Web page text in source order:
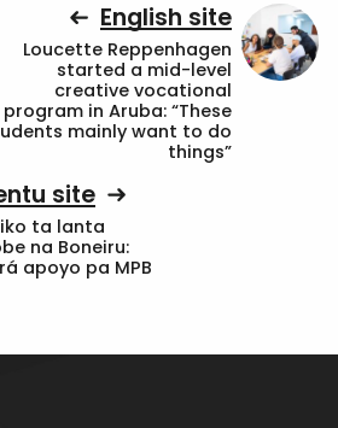
English site
Loucette Reppenhagen
started a mid-level
creative vocational
program in Aruba: “These
mainly want to do
things”
site
ta lanta
na Boneiru:
apoyo pa MPB